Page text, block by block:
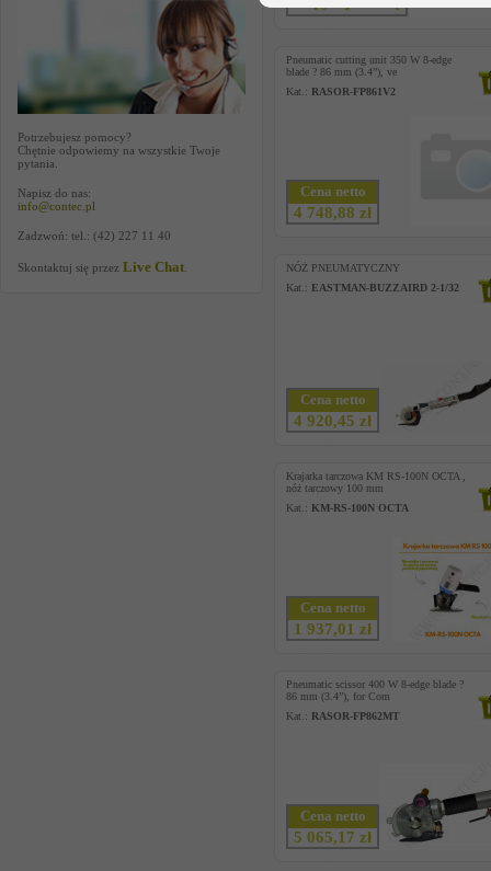
Potrzebujesz pomocy?
Chętnie odpowiemy na wszystkie Twoje
pytania.
Napisz do nas:
info@contec.pl
Zadzwoń: tel.: (42) 227 11 40
Skontaktuj się przez Live Chat
Pneumatic cutting unit 350 W 8-edge
blade ? 86 mm (3.4”), ve
Kat.: RASOR-FP861V2
Cena netto
4 748,88 zł
NÓŻ PNEUMATYCZNY
Kat.: EASTMAN-BUZZAIRD 2-1/32
Cena netto
4 920,45 zł
Krajarka tarczowa KM RS-100N OCTA ,
nóż tarczowy 100 mm
Kat.: KM-RS-100N OCTA
Cena netto
1 937,01 zł
Pneumatic scissor 400 W 8-edge blade ?
86 mm (3.4”), for Com
Kat.: RASOR-FP862MT
Cena netto
5 065,17 zł